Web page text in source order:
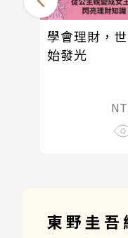
學會理財，
始發光
東野圭吾